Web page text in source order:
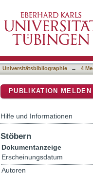
Controlled,
Universitätsbibliographie → 4
PUBLIKATION MELDEN
Hilfe und Informationen
Stöbern
Dokumentanzeige
Erscheinungsdatum
Autoren